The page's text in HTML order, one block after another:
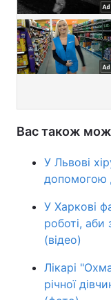
Вас також
У Львові
допомогою
У Харкові
роботі, аби
(відео)
Лікарі
річної